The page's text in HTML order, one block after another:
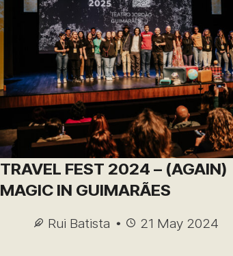
TRAVEL FEST 2024 – (AGAIN)
MAGIC IN GUIMARÃES
Rui Batista 21 May 2024